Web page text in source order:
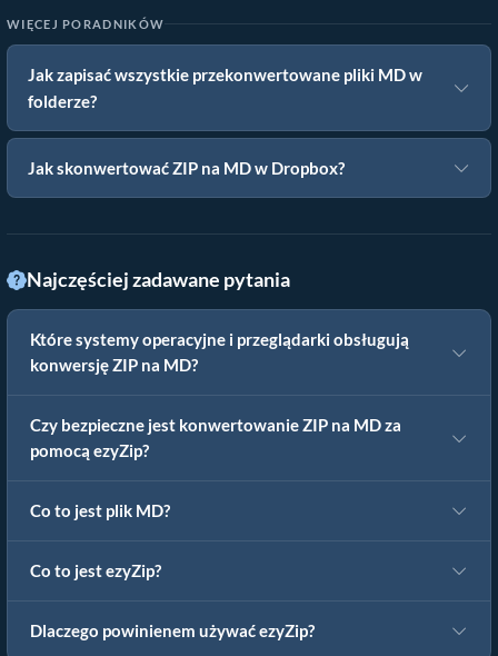
WIĘCEJ PORADNIKÓW
Jak zapisać wszystkie przekonwertowane pliki MD w
folderze?
Jak skonwertować ZIP na MD w Dropbox?
Najczęściej zadawane pytania
Które systemy operacyjne i przeglądarki obsługują
konwersję ZIP na MD?
Czy bezpieczne jest konwertowanie ZIP na MD za
pomocą ezyZip?
Co to jest plik MD?
Co to jest ezyZip?
Dlaczego powinienem używać ezyZip?